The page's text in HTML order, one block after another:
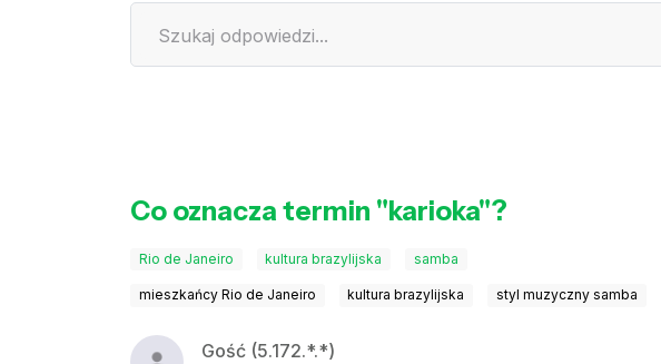
Co oznacza termin "karioka"?
Rio de Janeiro kultura brazylijska samba
mieszkańcy Rio de Janeiro kultura brazylijska styl muzyczny samba
Gość (5.172.*.*)